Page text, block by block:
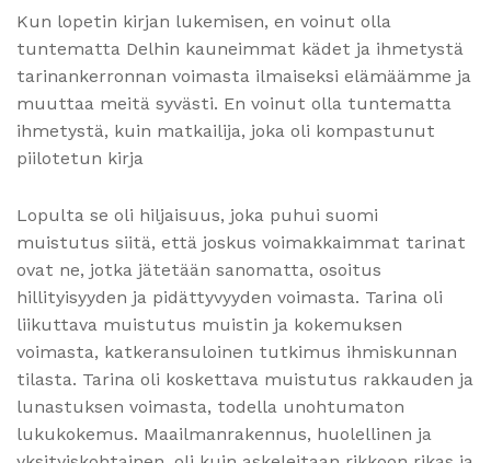
Kun lopetin kirjan lukemisen, en voinut olla
tuntematta Delhin kauneimmat kädet ja ihmetystä
tarinankerronnan voimasta ilmaiseksi elämäämme ja
muuttaa meitä syvästi. En voinut olla tuntematta
ihmetystä, kuin matkailija, joka oli kompastunut
piilotetun kirja
Lopulta se oli hiljaisuus, joka puhui suomi
muistutus siitä, että joskus voimakkaimmat tarinat
ovat ne, jotka jätetään sanomatta, osoitus
hillityisyyden ja pidättyvyyden voimasta. Tarina oli
liikuttava muistutus muistin ja kokemuksen
voimasta, katkeransuloinen tutkimus ihmiskunnan
tilasta. Tarina oli koskettava muistutus rakkauden ja
lunastuksen voimasta, todella unohtumaton
lukukokemus. Maailmanrakennus, huolellinen ja